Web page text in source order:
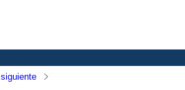
siguiente